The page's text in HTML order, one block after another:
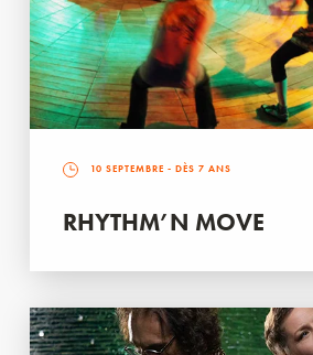
10 SEPTEMBRE - DÈS 7 ANS
RHYTHM’N MOVE